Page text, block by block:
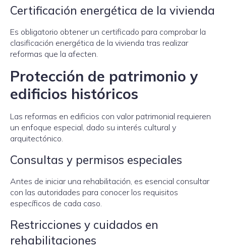
Certificación energética de la vivienda
Es obligatorio obtener un certificado para comprobar la
clasificación energética de la vivienda tras realizar
reformas que la afecten.
Protección de patrimonio y
edificios históricos
Las reformas en edificios con valor patrimonial requieren
un enfoque especial, dado su interés cultural y
arquitectónico.
Consultas y permisos especiales
Antes de iniciar una rehabilitación, es esencial consultar
con las autoridades para conocer los requisitos
específicos de cada caso.
Restricciones y cuidados en
rehabilitaciones